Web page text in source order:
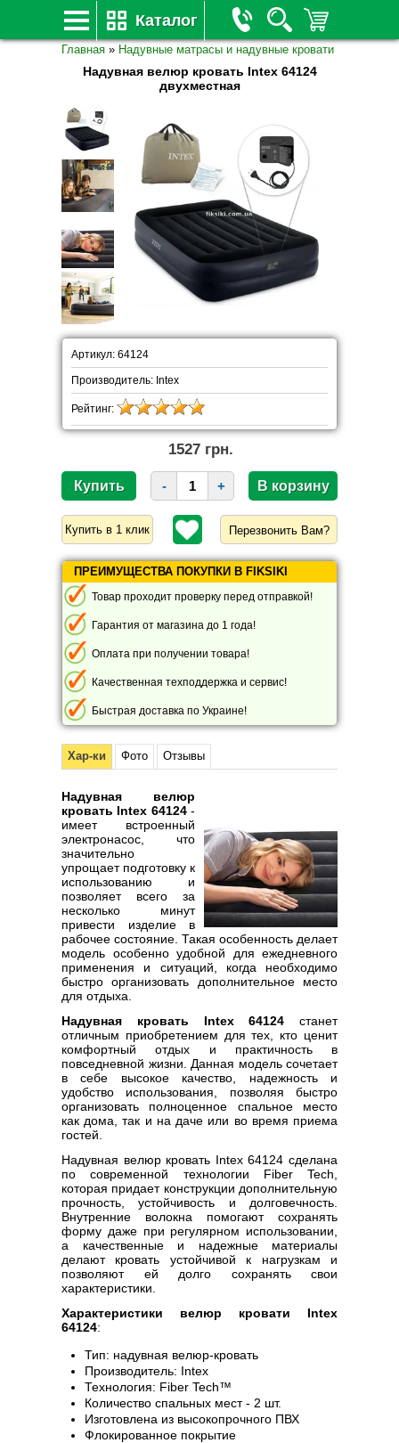
Каталог
Главная » Надувные матрасы и надувные кровати
Надувная велюр кровать Intex 64124
двухместная
Артикул: 64124
Производитель: Intex
Рейтинг:
1527 грн.
- +
Перезвонить Вам?
ПРЕИМУЩЕСТВА ПОКУПКИ В FIKSIKI
Товар проходит проверку перед отправкой!
Гарантия от магазина до 1 года!
Оплата при получении товара!
Качественная техподдержка и сервис!
Быстрая доставка по Украине!
Хар-ки Фото Отзывы
Надувная велюр
кровать Intex 64124-
имеет встроенный
электронасос, что
значительно
упрощает подготовку к
использованию и
позволяет всего за
несколько минут
привести изделие в
рабочее состояние. Такая особенность делает
модель особенно удобной для ежедневного
применения и ситуаций, когда необходимо
быстро организовать дополнительное место
для отдыха.
Надувная кровать Intex 64124 станет
отличным приобретением для тех, кто ценит
комфортный отдых и практичность в
повседневной жизни. Данная модель сочетает
в себе высокое качество, надежность и
удобство использования, позволяя быстро
организовать полноценное спальное место
как дома, так и на даче или во время приема
гостей.
Надувная велюр кровать Intex 64124 сделана
по современной технологии Fiber Tech,
которая придает конструкции дополнительную
прочность, устойчивость и долговечность.
Внутренние волокна помогают сохранять
форму даже при регулярном использовании,
а качественные и надежные материалы
делают кровать устойчивой к нагрузкам и
позволяют ей долго сохранять свои
характеристики.
Характеристики велюр кровати Intex
64124:
Тип: надувная велюр-кровать
Производитель: Intex
Технология: Fiber Tech™
Количество спальных мест - 2 шт.
Изготовлена из высокопрочного ПВХ
Флокированное покрытие